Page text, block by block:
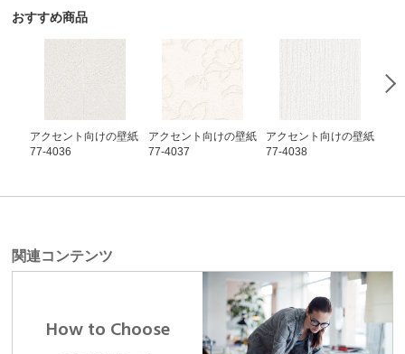
おすすめ商品
アクセント向けの壁紙
77-4036
アクセント向けの壁紙
77-4037
アクセント向けの壁紙
77-4038
関連コンテンツ
How to Choose